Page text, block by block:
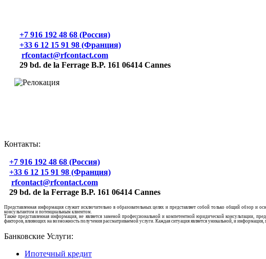
+7 916 192 48 68 (Россия)
+33 6 12 15 91 98 (Франция)
rfcontact@rfcontact.com
29 bd. de la Ferrage B.P. 161 06414 Cannes
Контакты:
+7 916 192 48 68 (Россия)
+33 6 12 15 91 98 (Франция)
rfcontact@rfcontact.com
29 bd. de la Ferrage B.P. 161 06414 Cannes
Представленная информация служит исключительно в образовательных целях и представляет собой только общий обзор
консультантом и потенциальным клиентом.
Также представленная информация, не является заменой профессиональной и компетентной юридической консультации,
факторов, влияющих на возможность получения рассматриваемой услуги. Каждая ситуация является уникальной, и информация,
Банковские Услуги:
Ипотечный кредит